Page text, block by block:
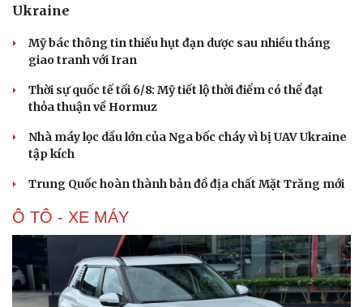
Ukraine
Mỹ bác thông tin thiếu hụt đạn dược sau nhiều tháng
giao tranh với Iran
Thời sự quốc tế tối 6/8: Mỹ tiết lộ thời điểm có thể đạt
thỏa thuận về Hormuz
Nhà máy lọc dầu lớn của Nga bốc cháy vì bị UAV Ukraine
tập kích
Trung Quốc hoàn thành bản đồ địa chất Mặt Trăng mới
Ô TÔ - XE MÁY